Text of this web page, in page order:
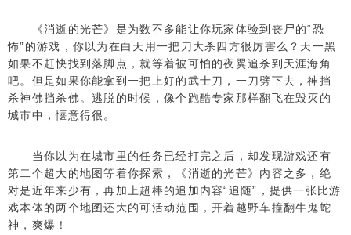
《消逝的光芒》是为数不多能让你玩家体验到丧尸的“恐
怖”的游戏，你以为在白天用一把刀大杀四方很厉害么？天一黑
如果不赶快找到落脚点，就等着被可怕的夜翼追杀到天涯海角
吧。但是如果你能拿到一把上好的武士刀，一刀劈下去，神挡
杀神佛挡杀佛。逃脱的时候，像个跑酷专家那样翻飞在毁灭的
城市中，惬意得很。
当你以为在城市里的任务已经打完之后，却发现游戏还有
第二个超大的地图等着你探索，《消逝的光芒》内容之多，绝
对是近年来少有，再加上超棒的追加内容“追随”，提供一张比游
戏本体的两个地图还大的可活动范围，开着越野车撞翻牛鬼蛇
神，爽爆！